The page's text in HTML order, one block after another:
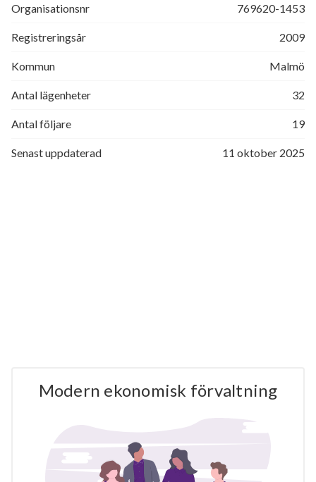
Organisationsnr 769620-1453
Registreringsår 2009
Kommun Malmö
Antal lägenheter 32
Antal följare 19
Senast uppdaterad 11 oktober 2025
Modern ekonomisk förvaltning